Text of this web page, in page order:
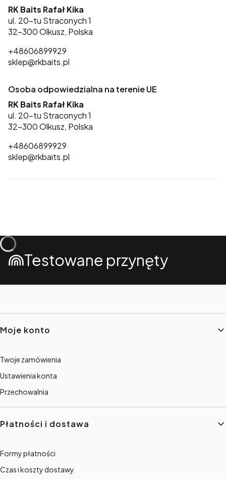
RK Baits Rafał Kika
ul. 20-tu Straconych 1
32-300 Olkusz, Polska
+48606899929
sklep@rkbaits.pl
Osoba odpowiedzialna na terenie UE
RK Baits Rafał Kika
ul. 20-tu Straconych 1
32-300 Olkusz, Polska
+48606899929
sklep@rkbaits.pl
Testowane przynęty
Linki w stopce
Moje konto
Twoje zamówienia
Ustawienia konta
Przechowalnia
Płatności i dostawa
Formy płatności
Czas i koszty dostawy